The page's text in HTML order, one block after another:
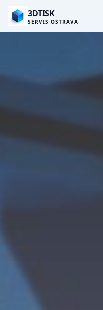
3DTISK
SERVIS OSTRAVA